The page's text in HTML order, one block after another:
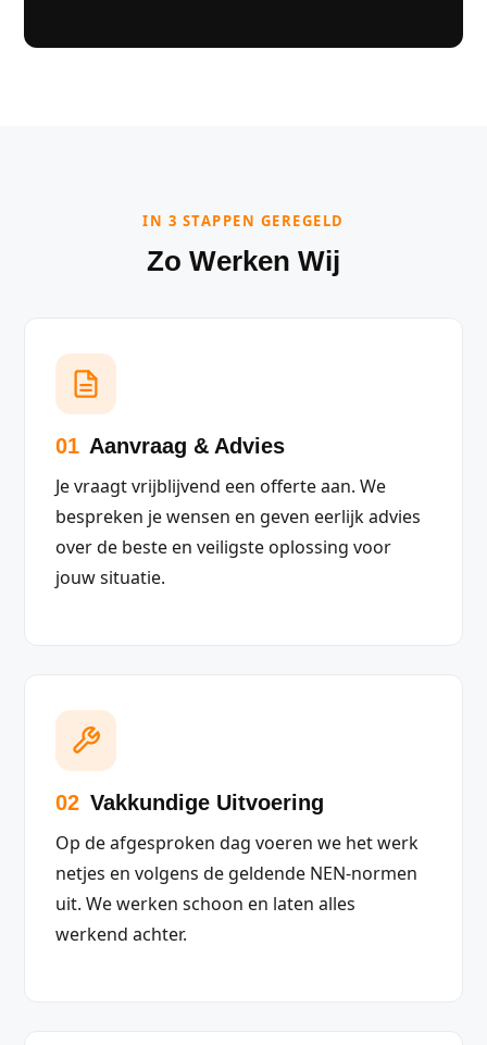
IN 3 STAPPEN GEREGELD
Zo Werken Wij
01 Aanvraag & Advies
Je vraagt vrijblijvend een offerte aan. We
bespreken je wensen en geven eerlijk advies
over de beste en veiligste oplossing voor
jouw situatie.
02 Vakkundige Uitvoering
Op de afgesproken dag voeren we het werk
netjes en volgens de geldende NEN-normen
uit. We werken schoon en laten alles
werkend achter.